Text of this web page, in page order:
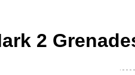
2